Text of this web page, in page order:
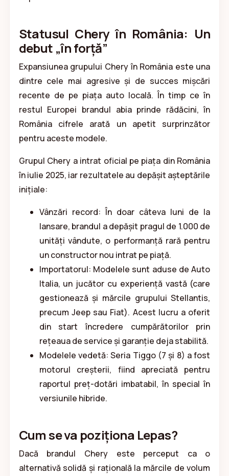
Statusul Chery în România: Un
debut „în forță”
Expansiunea grupului Chery în România este una
dintre cele mai agresive și de succes mișcări
recente de pe piața auto locală. În timp ce în
restul Europei brandul abia prinde rădăcini, în
România cifrele arată un apetit surprinzător
pentru aceste modele.
Grupul Chery a intrat oficial pe piața din România
în iulie 2025, iar rezultatele au depășit așteptările
inițiale:
Vânzări record: În doar câteva luni de la
lansare, brandul a depășit pragul de 1.000 de
unități vândute, o performanță rară pentru
un constructor nou intrat pe piață.
Importatorul: Modelele sunt aduse de Auto
Italia, un jucător cu experiență vastă (care
gestionează și mărcile grupului Stellantis,
precum Jeep sau Fiat). Acest lucru a oferit
din start încredere cumpărătorilor prin
rețeaua de service și garanție deja stabilită.
Modelele vedetă: Seria Tiggo (7 și 8) a fost
motorul creșterii, fiind apreciată pentru
raportul preț-dotări imbatabil, în special în
versiunile hibride.
Cum se va poziționa Lepas?
Dacă brandul Chery este perceput ca o
alternativă solidă și rațională la mărcile de volum